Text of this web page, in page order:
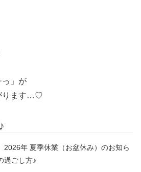
っ」が
ります…♡
2026年 夏季休業（お盆休み）のお知ら
過ごし方♪